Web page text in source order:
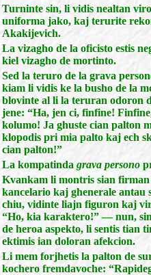
Turninte sin, li vidis nealtan
uniforma jako, kaj terurite
Akakijevich.
La vizagho de la oficisto estis
kiel vizagho de mortinto.
Sed la teruro de la grava
kiam li vidis ke la busho de la
blovinte al li la teruran odoron
jene: “Ha, jen ci, finfine!
kolumo! Ja ghuste cian palton
klopodis pri mia palto kaj ech
cian palton!”
La kompatinda grava persono
Kvankam li montris sian
kancelario kaj ghenerale
chiu, vidinte liajn figuron kaj
“Ho, kia karaktero!” — nun,
de heroa aspekto, li sentis tian
ektimis ian doloran afekcion.
Li mem forjhetis la palton de
kochero fremdavoche: